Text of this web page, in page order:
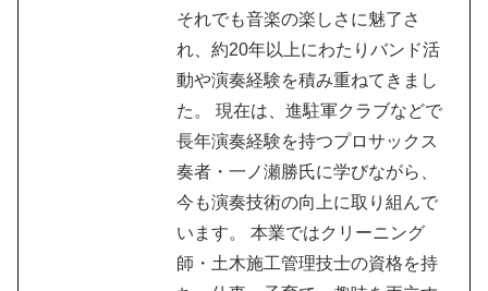
それでも音楽の楽しさに魅了さ
れ、約20年以上にわたりバンド活
動や演奏経験を積み重ねてきまし
た。 現在は、進駐軍クラブなどで
長年演奏経験を持つプロサックス
奏者・一ノ瀬勝氏に学びながら、
今も演奏技術の向上に取り組んで
います。 本業ではクリーニング
師・土木施工管理技士の資格を持